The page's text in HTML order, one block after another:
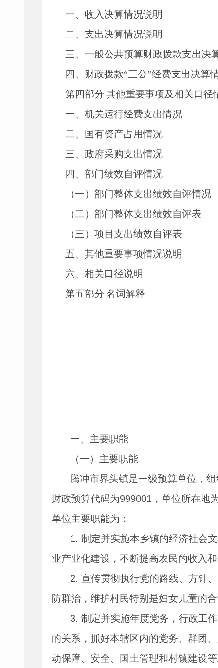
一、收入决算情况说明
二、支出决算情况说明
三、一般公共预算财政拨款支出决
四、财政拨款“三公”经费支出决算
第四部分 其他重要事项及相关口径
一、机关运行经费支出情况
二、国有资产占用情况
三、政府采购支出情况
四、部门绩效自评情况
（一）部门整体支出绩效自评情况
（二）部门整体支出绩效自评表
（三）项目支出绩效自评表
五、其他重要事项情况说明
六、相关口径说明
第五部分 名词解释
一、主要职能
（一）主要职能
腾冲市界头镇是一级预算单位，
财政预算代码为999001 ，单位所在地
单位主要职能为：
1. 制定并实施本乡镇的经济社会
业产业化建设，不断提高农民的收入
2. 宣传贯彻执行党的路线、方针
防群治，维护村民特别是妇女儿童的
3. 制定并实施年度党务，行政工
的关系，抓好本辖区内的党务、群团
动保障、安全、国土管理和村镇建设